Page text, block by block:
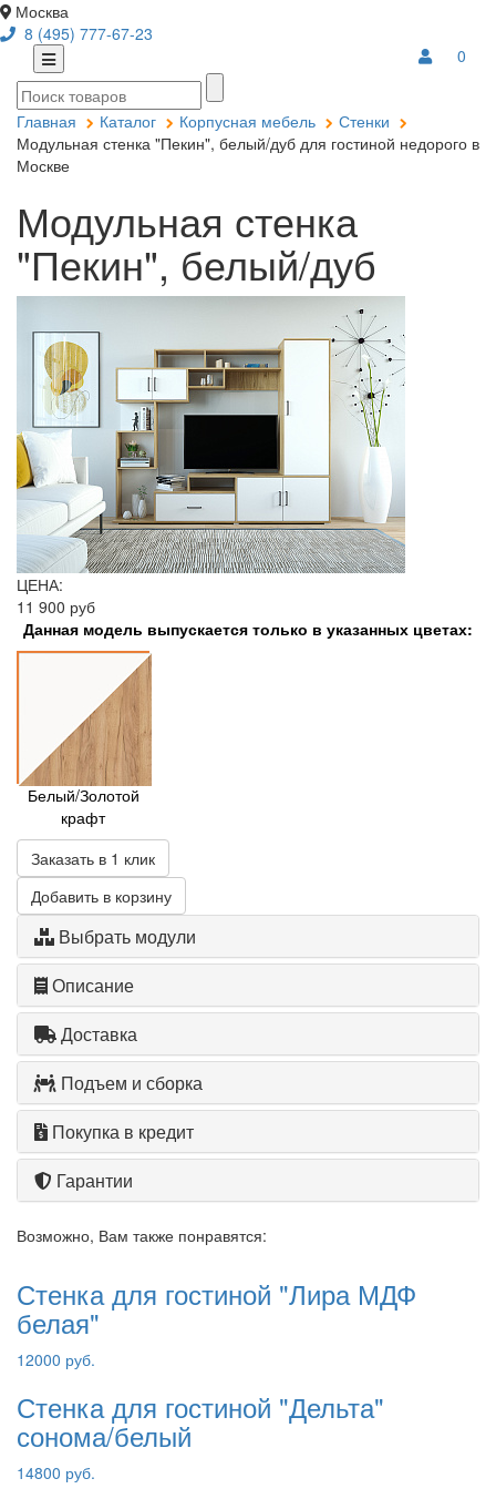
Москва
8 (495) 777-67-23
0
Главная Каталог Корпусная мебель
Стенки
Модульная стенка "Пекин", белый/дуб для гостиной недорого в
Москве
Модульная стенка
"Пекин", белый/дуб
ЦЕНА:
11 900 руб
Данная модель выпускается только в указанных цветах:
Белый/Золотой
крафт
Заказать в 1 клик
Добавить в корзину
Выбрать модули
Описание
Доставка
Подъем и сборка
Покупка в кредит
Гарантии
Возможно, Вам также понравятся:
Стенка для гостиной "Лира МДФ
белая"
12000 руб.
Стенка для гостиной "Дельта"
сонома/белый
14800 руб.